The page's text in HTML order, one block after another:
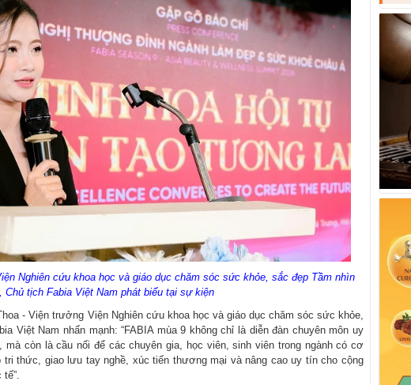
Nghiên cứu khoa học và giáo dục chăm sóc sức khỏe, sắc đẹp Tầm nhìn
Chủ tịch Fabia Việt Nam phát biểu tại sự kiện
- Viện trưởng Viện Nghiên cứu khoa học và giáo dục chăm sóc sức khỏe,
Việt Nam nhấn mạnh: “FABIA mùa 9 không chỉ là diễn đàn chuyên môn uy
còn là cầu nối để các chuyên gia, học viên, sinh viên trong ngành có cơ
tri thức, giao lưu tay nghề, xúc tiến thương mại và nâng cao uy tín cho cộng